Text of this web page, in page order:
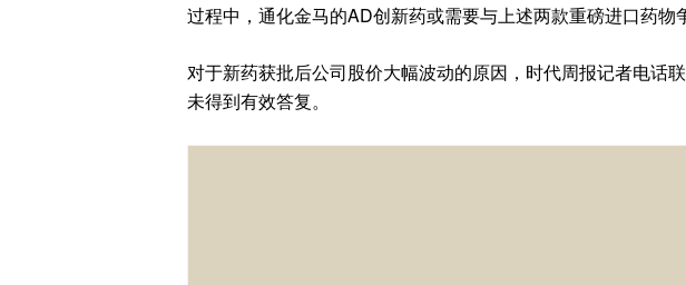
过程中，通化金马的AD创新药或需要与上述两款重磅进口药物
对于新药获批后公司股价大幅波动的原因，时代周报记者电话
未得到有效答复。